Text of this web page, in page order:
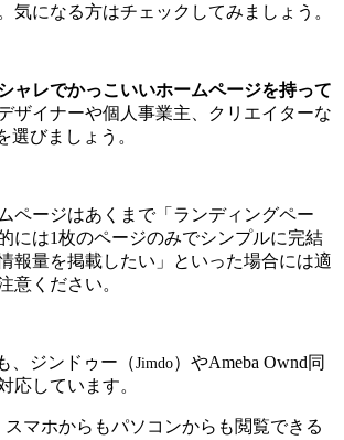
気になる方はチェックしてみましょう。
シャレでかっこいいホームページを持って
ザイナーや個人事業主、クリエイターな
選びましょう。
ページはあくまで「ランディングペー
には1枚のページのみでシンプルに完結
報量を掲載したい」といった場合には適
意ください。
、ジンドゥー（Jimdo）やAmeba Ownd同
応しています。
マホからもパソコンからも閲覧できる